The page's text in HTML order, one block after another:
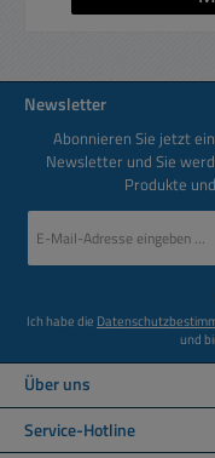
Newsletter
Abonnieren Sie jetzt
Newsletter und Sie
Produkte
Mail-
Ich habe die
und
Über uns
Service-Hotline